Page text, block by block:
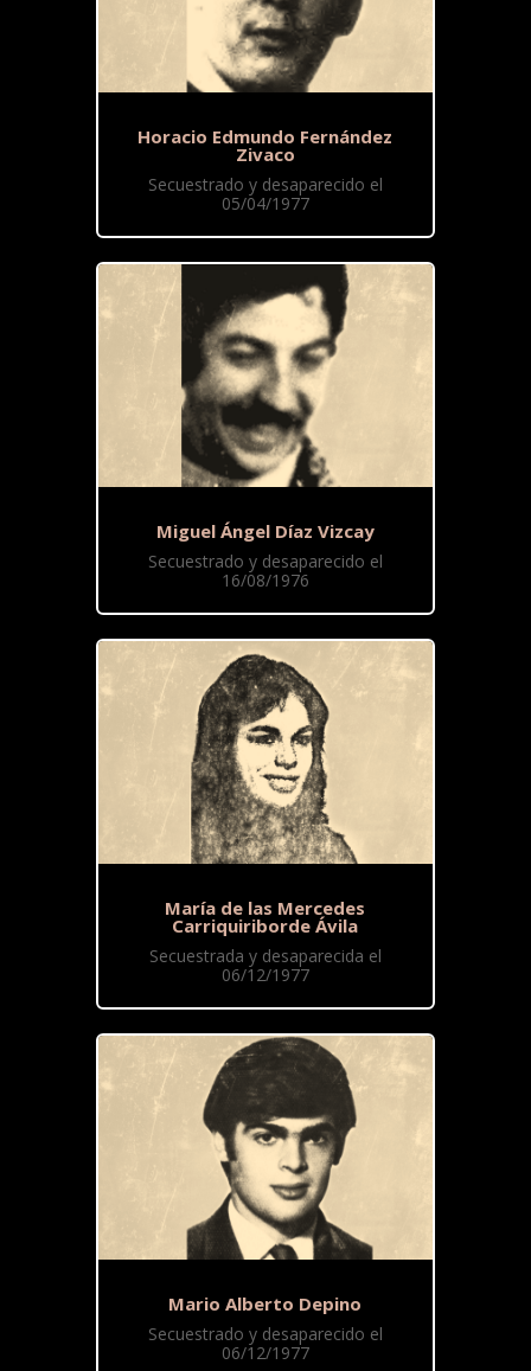
Horacio Edmundo Fernández
Zivaco
Secuestrado y desaparecido el
05/04/1977
Miguel Ángel Díaz Vizcay
Secuestrado y desaparecido el
16/08/1976
María de las Mercedes
Carriquiriborde Ávila
Secuestrada y desaparecida el
06/12/1977
Mario Alberto Depino
Secuestrado y desaparecido el
06/12/1977